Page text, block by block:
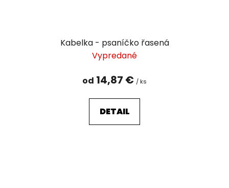
Kabelka - psaníčko řasená
Vypredané
od 14,87 € / ks
DETAIL